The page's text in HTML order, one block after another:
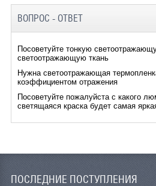
ВОПРОС - ОТВЕТ
Посоветуйте тонкую
светоотражающую ткань
Нужна светоотражающая
коэффициентом отражения
Посоветуйте пожалуйста с какого
светящаяся краска будет самая
ПОСЛЕДНИЕ ПОСТУПЛЕНИЯ